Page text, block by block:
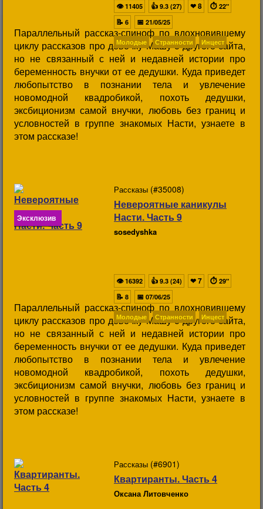
Параллельный рассказ-спиноф по вдохновившему
циклу рассказов про девочку Машу с другого сайта,
но не связанный с ней и недавней истории про
беременность внучки от ее дедушки. Куда приведет
любопытство в познании тела и увлечение
новомодной квадробикой, похоть дедушки,
эксбиционизм самой внучки, любовь без границ и
условностей в группе знакомых Насти, узнаете в
этом рассказе!
👁11405 👍 9.3 (27) ❤8 ⏱ 22"
📝 6 📅 21/05/25
Молодые Странности Инцест
Эксклюзив
Рассказы (#35008)
Невероятные каникулы
Насти. Часть 9
sosedyshka
Параллельный рассказ-спиноф по вдохновившему
циклу рассказов про девочку Машу с другого сайта,
но не связанный с ней и недавней истории про
беременность внучки от ее дедушки. Куда приведет
любопытство в познании тела и увлечение
новомодной квадробикой, похоть дедушки,
эксбиционизм самой внучки, любовь без границ и
условностей в группе знакомых Насти, узнаете в
этом рассказе!
👁16392 👍 9.3 (24) ❤7 ⏱ 29"
📝 8 📅 07/06/25
Молодые Странности Инцест
Рассказы (#6901)
Квартиранты. Часть 4
Оксана Литовченко